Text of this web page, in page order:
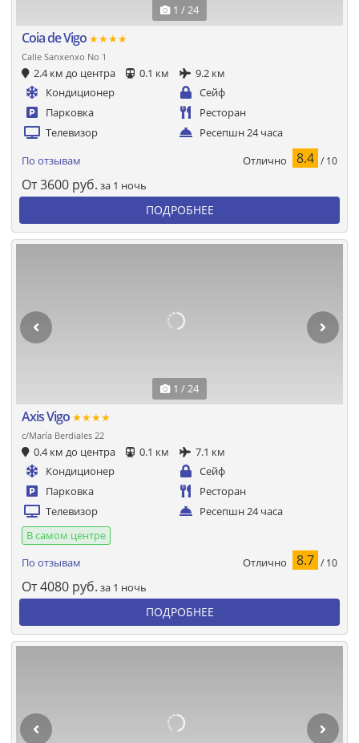
1 / 24
Coia de Vigo ★★★★
Calle Sanxenxo No 1
2.4 км до центра 0.1 км
9.2 км
Кондиционер
Сейф
Парковка
Ресторан
Телевизор
Ресепшн 24 часа
По отзывам Отлично 8.4 / 10
От3600 руб. за 1 ночь
ПОДРОБНЕЕ
1 / 24
Axis Vigo ★★★★
c/María Berdiales 22
0.4 км до центра 0.1 км
7.1 км
Кондиционер
Сейф
Парковка
Ресторан
Телевизор
Ресепшн 24 часа
В самом центре
По отзывам
Отлично 8.7 / 10
От4080 руб. за 1 ночь
ПОДРОБНЕЕ